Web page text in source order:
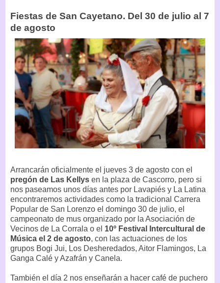
Fiestas de San Cayetano. Del 30 de julio al 7
de agosto
Arrancarán oficialmente el jueves 3 de agosto con el
pregón de Las Kellys en la plaza de Cascorro, pero si
nos paseamos unos días antes por Lavapiés y La Latina
encontraremos actividades como la tradicional Carrera
Popular de San Lorenzo el domingo 30 de julio, el
campeonato de mus organizado por la Asociación de
Vecinos de La Corrala o el 10º Festival Intercultural de
Música el 2 de agosto, con las actuaciones de los
grupos Bogi Jui, Los Desheredados, Aitor Flamingos, La
Ganga Calé y Azafrán y Canela.
También el día 2 nos enseñarán a hacer café de puchero